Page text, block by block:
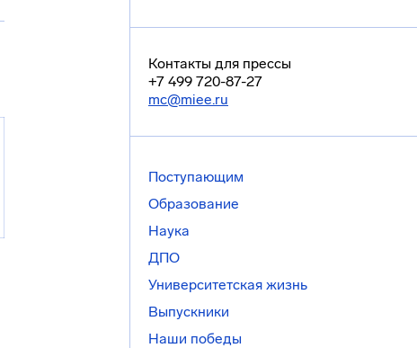
Контакты для прессы
+7 499 720-87-27
mc@miee.ru
Поступающим
Образование
Наука
ДПО
Университетская жизнь
Выпускники
Наши победы